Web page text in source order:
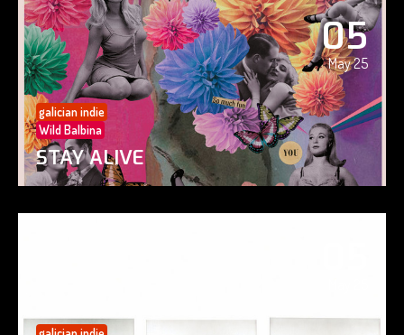
05
May 25
galician indie
Wild Balbina
STAY ALIVE